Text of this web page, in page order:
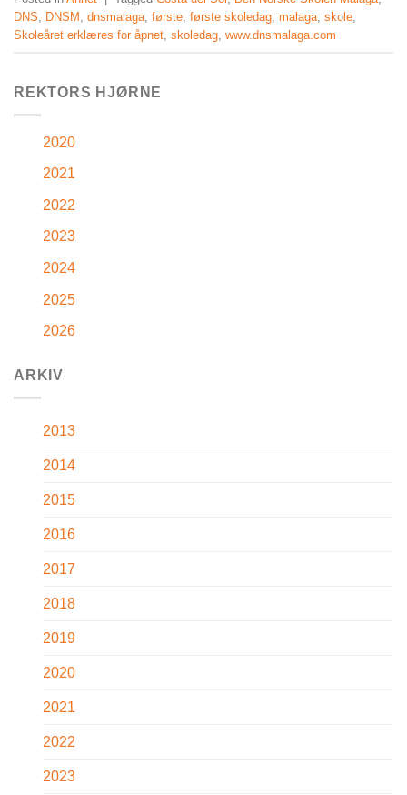
DNS, DNSM , dnsmalaga, første, første skoledag, malaga, skole,
Skoleåret erklæres for åpnet, skoledag, www.dnsmalaga.com
REKTORS HJØRNE
2020
2021
2022
2023
2024
2025
2026
ARKIV
2013
2014
2015
2016
2017
2018
2019
2020
2021
2022
2023